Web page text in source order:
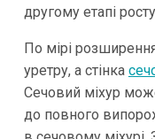
другому етапі
По мірі
уретру, а стінка
Сечовий міхур
до повного